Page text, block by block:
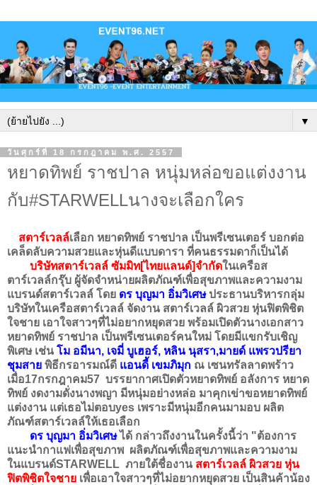
▼
วันศุกร์ที่ 18 กรกฎาคม พ.ศ. 2557
หยาดทิพย์ ราชปาล หนุ่มหล่อขอแต่งงาน
กับ#STARWELLนางจะเลือกใคร
สตาร์เวลล์เลือก หยาดทิพย์ ราชปาล เป็นพรีเซนเตอร์ บอกต่อ
เคล็ดลับความสวยและหุ่นดีแบบดารา ที่คนธรรมดาก็เป็นได้
บริษัทสตาร์เวลล์ ซัมมิท[ไทยแลนด์]จำกัดในเครือส
ตาร์เวลล์กรุ๊บ ผู้จัดจำหน่ายผลิตภัณฑ์เพื่อสุขภาพและความงาม
แบรนด์สตาร์เวลล์ โดย ดร บุญมา อิ่มวิเศษประธานบริหารกลุ่ม
บริษัทในเครือสตาร์เวลล์ จัดงาน สตาร์เวลล์ ผิวสวย หุ่นฟิตพิชิต
ใจชาย เอาใจสาวๆที่ไม่อยากหยุดสวย พร้อมเปิดตัวนางเอกสาว
หยาดทิพย์ ราชปาล เป็นพรีเซนเตอร์คนใหม่ โดยมีแขกรับเชิญ
พิเศษ เช่น โม อมีนา, เจมี่ บูเฮอร์, หลิน นุสรา,มายด์ แพรวปรียา
ชุมสาย พิธีกรอารมณ์ดี แอนดี้ เขมภิมุก ณ เซนทรัลลาดพร้าว
เมื่อ17กรกฎาคม57 บรรยากาศเปิดตัวหยาดทิพย์ อลังการ หยาด
ทิพย์ งดงามดั่งนางพญา มีหนุ่มอย่างหล่อ มาคุกเข่าขอหยาดทิพย์
แต่งงาน แต่เธอไม่ตอบyes เพราะมีหนุ่มอีกคนมามอบ ผลิต
ภัณฑ์สตาร์เวลล์ให้เธอเลือก
ดร บุญมา อิ่มวิเศษได้ กล่าวถึงงานในครั้งนี้ว่า "ต้องการ
แนะนำกาแฟเพื่อสุขภาพ ผลิตภัณฑ์เพื่อสุขภาพและความงาม
ในแบรนด์STARWELL ภายใต้ชื่องาน สตาร์เวลล์ ผิวสวย หุ่น
ฟิตพิชิตใจชาย เพื่อเอาใจสาวๆที่ไม่อยากหยุดสวย เป็นสินค้าน้อง